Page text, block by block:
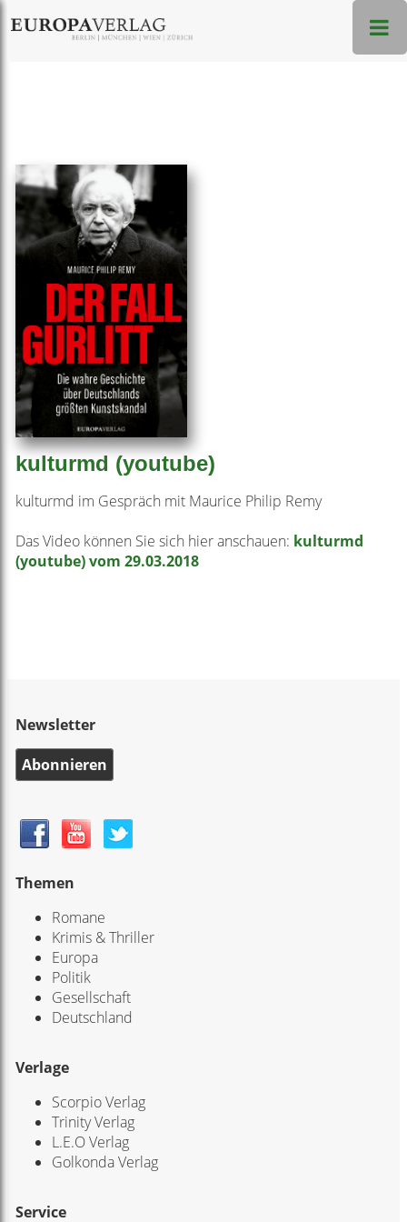
kulturmd (youtube)
kulturmd im Gespräch mit Maurice Philip Remy
Das Video können Sie sich hier anschauen: kulturmd
(youtube) vom 29.03.2018
Newsletter
Abonnieren
Themen
Romane
Krimis & Thriller
Europa
Politik
Gesellschaft
Deutschland
Verlage
Scorpio Verlag
Trinity Verlag
L.E.O Verlag
Golkonda Verlag
Service